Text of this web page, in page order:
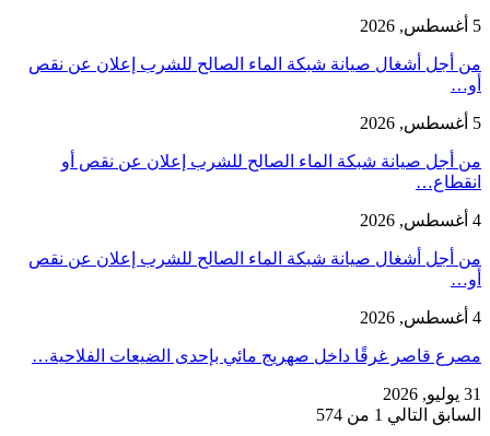
5 أغسطس, 2026
من أجل أشغال صيانة شبكة الماء الصالح للشرب إعلان عن نقص
أو…
5 أغسطس, 2026
من أجل صيانة شبكة الماء الصالح للشرب إعلان عن نقص أو
انقطاع…
4 أغسطس, 2026
من أجل أشغال صيانة شبكة الماء الصالح للشرب إعلان عن نقص
أو…
4 أغسطس, 2026
مصرع قاصر غرقًا داخل صهريج مائي بإحدى الضيعات الفلاحية…
31 يوليو, 2026
السابق التالي 1 من 574